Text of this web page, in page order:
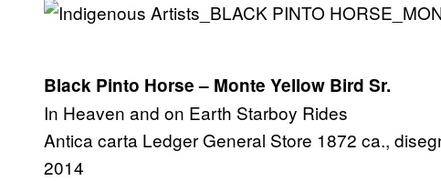
Black Pinto Horse – Monte Yellow Bird Sr.
In Heaven and on Earth Starboy Rides
Antica carta Ledger General Store 1872 ca.,
2014